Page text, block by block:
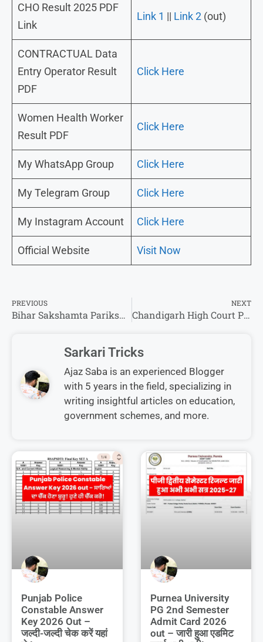
CHO Result 2025 PDF
Link
Link 1 || Link 2 (out)
CONTRACTUAL Data
Entry Operator Result
PDF
Click Here
Women Health Worker
Result PDF
Click Here
My WhatsApp Group Click Here
My Telegram Group Click Here
My Instagram Account Click Here
Official Website Visit Now
PREVIOUS
Bihar Sakshamta Pariksha Phase 3 Result 2025 – इस तरह से कर पाएंगे अपना परिणाम को चेक !
NEXT
Chandigarh High Court Peon Answer Key 2025 -ऐसे कीजिए उत्तर कुंजी चेक !
Sarkari Tricks
Ajaz Saba is an experienced Blogger
with 5 years in the field, specializing in
writing insightful articles on education,
government schemes, and more.
Punjab Police
Constable Answer
Key 2026 Out –
जल्दी-जल्दी चेक करें यहां
Purnea University
PG 2nd Semester
Admit Card 2026
out – जारी हुआ एडमिट